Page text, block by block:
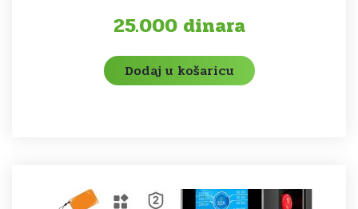
25.000 dinara
Dodaj u košaricu